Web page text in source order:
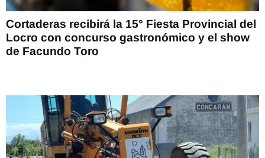
Cortaderas recibirá la 15° Fiesta Provincial del
Locro con concurso gastronómico y el show
de Facundo Toro